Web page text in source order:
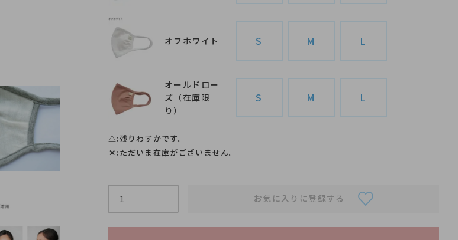
オフホワイト S M L
オールドロー
ズ（在庫限
り）
S M L
△ 残りわずかです。
✕ ただいま在庫がございません。
お気に入りに登録する